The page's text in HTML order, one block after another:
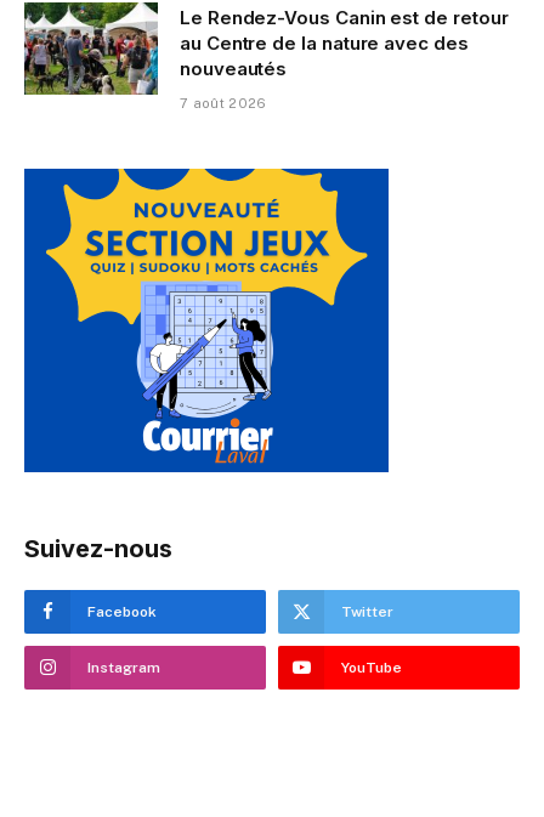
Le Rendez-Vous Canin est de retour
au Centre de la nature avec des
nouveautés
7 août 2026
Suivez-nous
Facebook Twitter
Instagram YouTube